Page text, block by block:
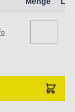
vertraute
geeignet.